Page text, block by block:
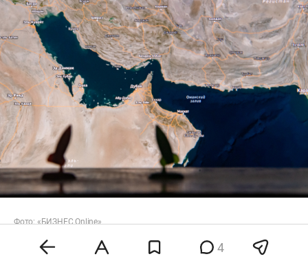
Фото: «БИЗНЕС Online»
По данным собеседника телеканала,
4